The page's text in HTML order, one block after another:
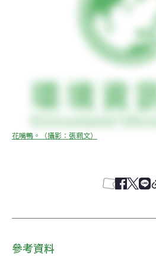
花嘴鴨。（攝影：張珮文）
參考資料